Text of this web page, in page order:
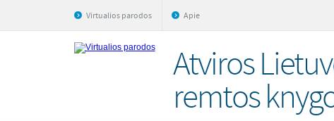
Virtualios parodos Apie
Atviros
remtos